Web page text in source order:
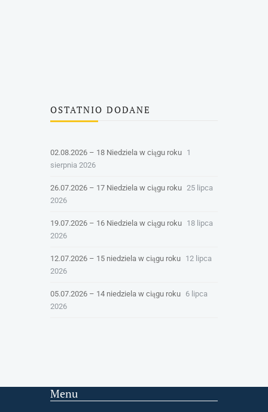
OSTATNIO DODANE
02.08.2026 – 18 Niedziela w ciągu roku 1
sierpnia 2026
26.07.2026 – 17 Niedziela w ciągu roku 25 lipca
2026
19.07.2026 – 16 Niedziela w ciągu roku 18 lipca
2026
12.07.2026 – 15 niedziela w ciągu roku 12 lipca
2026
05.07.2026 – 14 niedziela w ciągu roku 6 lipca
2026
Menu